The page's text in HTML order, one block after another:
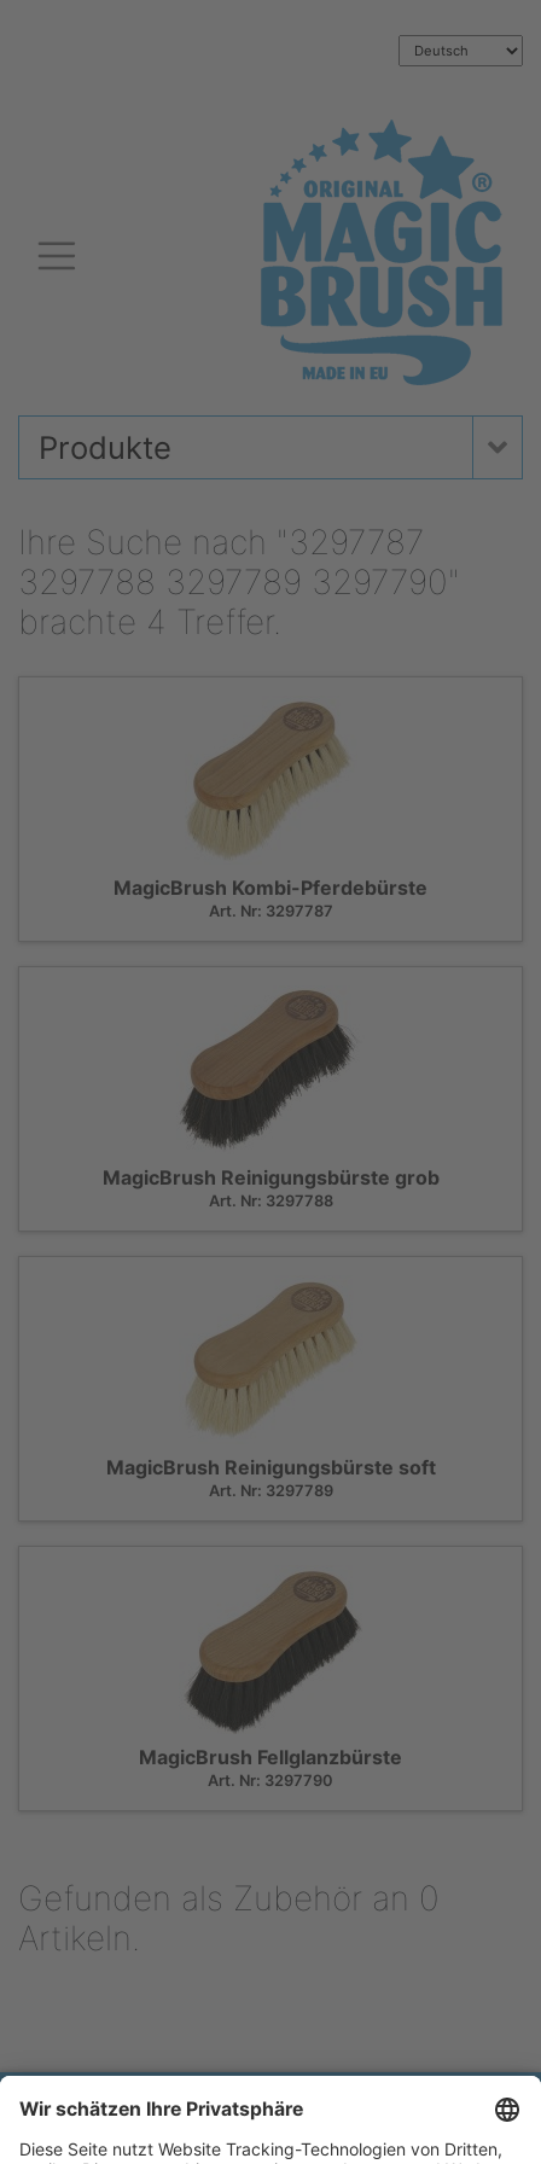
Produkte
Ihre Suche nach "3297787
3297788 3297789 3297790"
brachte 4 Treffer.
MagicBrush Kombi-Pferdebürste
Art. Nr: 3297787
MagicBrush Reinigungsbürste grob
Art. Nr: 3297788
MagicBrush Reinigungsbürste soft
Art. Nr: 3297789
MagicBrush Fellglanzbürste
Art. Nr: 3297790
Gefunden als Zubehör an 0
Artikeln.